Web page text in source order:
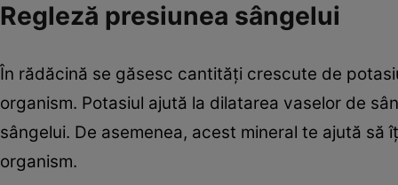
Regleză presiunea sângelui
În rădăcină se găsesc cantităţi crescute de
organism. Potasiul ajută la dilatarea vaselor de
sângelui. De asemenea, acest mineral te ajută
organism.